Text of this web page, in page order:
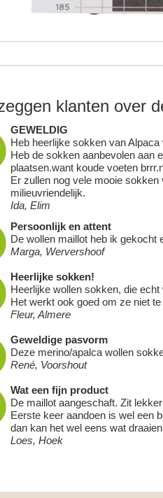
klanten over
GEWELDIG
Heb heerlijke sokken van
Heb de sokken aanbevolen aan
plaatsen.want koude voeten
Er zullen nog vele mooie
milieuvriendelijk.
Ida, Elim
Persoonlijk en attent
De wollen maillot heb ik gekocht
Marga, Wervershoof
Heerlijke sokken!
Heerlijke wollen sokken, die
Het werkt ook goed om ze niet
Fleur, Almere
Geweldige pasvorm
Deze merino/apalca wollen
René, Voorshout
Wat een fijn product
De maillot aangeschaft. Zit
Eerste keer aandoen is wel een
dan kan het wel eens wat
Loes, Hoek